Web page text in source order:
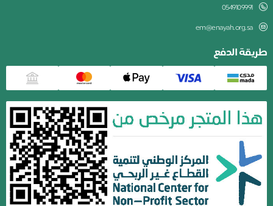
0549109991
em@enayah.org.sa
طريقة الدفع